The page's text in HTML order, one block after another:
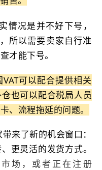
情况是并不好下号 ，
所以需要卖家自行准
才能下号。
可以配合提供相关
也可以配合税局人员
、流程拖延的问题。
来了新的机会窗口：
更灵活的发货方式。
场，或者正在注册